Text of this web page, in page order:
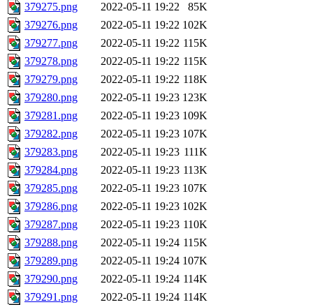
379275.png
2022-05-11 19:22
85K
379276.png
2022-05-11 19:22 102K
379277.png
2022-05-11 19:22 115K
379278.png
2022-05-11 19:22 115K
379279.png
2022-05-11 19:22 118K
379280.png
2022-05-11 19:23 123K
379281.png
2022-05-11 19:23 109K
379282.png
2022-05-11 19:23 107K
379283.png
2022-05-11 19:23 111K
379284.png
2022-05-11 19:23 113K
379285.png
2022-05-11 19:23 107K
379286.png
2022-05-11 19:23 102K
379287.png
2022-05-11 19:23 110K
379288.png
2022-05-11 19:24 115K
379289.png
2022-05-11 19:24 107K
379290.png
2022-05-11 19:24 114K
379291.png
2022-05-11 19:24 114K